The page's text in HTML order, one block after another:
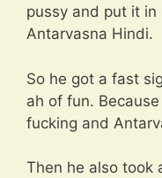
pussy and put it
Antarvasna Hindi.
So he got a fast
ah of fun.
fucking and
Then he also took